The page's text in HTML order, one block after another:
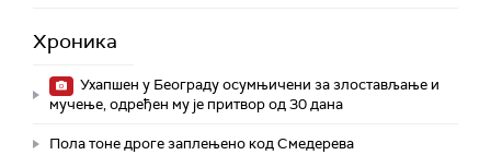
Хроника
Ухапшен у Београду осумњичени за злостављање и
мучење, одређен му је притвор од 30 дана
Пола тоне дроге заплењено код Смедерева